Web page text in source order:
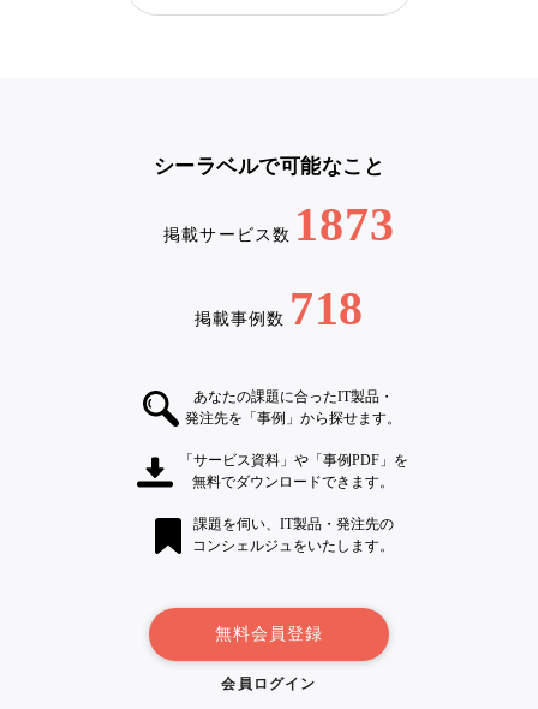
シーラベルで可能なこと
掲載サービス数 1873
掲載事例数 718
あなたの課題に合ったIT製品・
発注先を「事例」から探せます。
「サービス資料」や「事例PDF」を
無料でダウンロードできます。
課題を伺い、IT製品・発注先の
コンシェルジュをいたします。
無料会員登録
会員ログイン